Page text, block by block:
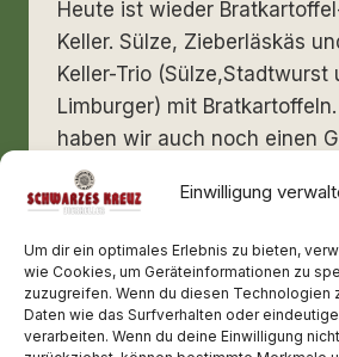
Einwilligung
Um dir ein optimales Erlebnis zu bieten,
wie Cookies, um Geräteinformationen zu
zuzugreifen. Wenn du diesen Technologien
Daten wie das Surfverhalten oder
verarbeiten. Wenn du deine Einwilligung
Heute ist wieder
Keller. Sülze, Zieberläskäs
Keller-Trio (Sülze,Stadtwurst
Limburger) mit
haben wir auch noch einen
Salat mit Hähnchenfilet für
ab 17:00 für euch bereit
WEITERLESENDIENSTAG